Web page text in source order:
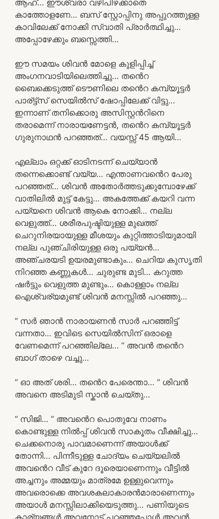
ആഹ്… ഈശ്വരാ വഴിപിഴക്കാതെ
കാത്തോളണേ… ബസ് സ്റ്റോപ്പിനു അപ്പുറത്തുള്ള
കാവിലേക്ക് നോക്കി സ്വാതി പ്രാർത്ഥിച്ചു…
അപ്പോഴേക്കും ബസ്സെത്തി…
ഈ സമയം ശിവൻ മോളെ കുളിപ്പിച്ച്
അംഗനവാടിയിലെത്തിച്ചു… തൻെറ
ബൈക്കെടുത്ത് ടൌണിലെ തൻെറ കമ്പ്യൂട്ടർ
പാര്ട്ട്സ് സെയിൽസ് ഷോപ്പിലേക്ക് വിട്ടു…
ഇന്നാണ് തനിക്കൊരു അസിസ്റ്റൻറിനെ
തരാമെന്ന് നാരായണേട്ടൻ, തൻെറ കമ്പ്യൂട്ടർ
ഗുരുനാഥൻ പറഞ്ഞത്… വയസ്സ് 45 ആയി…
എല്ലാം ഒറ്റക്ക് ഓടിനടന്ന് ചെയ്യാൻ
തന്നെക്കൊണ്ട് വയ്യ… എന്താണവൻെറ പേരു
പറഞ്ഞത്… ശിവൻ അതോർത്തടുക്കുമ്പോഴേക്ക്
വാതിലിൽ മുട്ട് കേട്ടു… അകത്തേക്ക് കയറി വന്ന
പയ്യനെ ശിവൻ ആകെ നോക്കി… നല്ല
വെളുത്ത്… ശരീരപുഷ്ടിയുള്ള മുഖത്ത്
ചെറുനിരയായുള്ള മീശയും കുറ്റിത്താടിയുമായി
നല്ല പുഞ്ചിരിയുള്ള ഒരു പയ്യൻ…
അഞ്ചരയടി ഉയരമുണ്ടാകും… ചെറിയ കുസൃതി
നിറഞ്ഞ കണ്ണുകൾ… ചുരുണ്ട മുടി… കറുത്ത
ഷർട്ടും വെളുത്ത മുണ്ടും… കൊള്ളാം നല്ല
ഐശ്വര്യമുണ്ട് ശിവൻ മനസ്സിൽ പറഞ്ഞു…
“ സർ ഞാൻ നാരായണൻ സാർ പറഞ്ഞിട്ട്
വന്നതാ… ഇവിടെ സെയിൽസിന് ഒരാളെ
വേണമെന്ന് പറഞ്ഞില്ലേ… “ അവൻ തൻെറ
ബാഗ് താഴെ വച്ചു…
“ ഓ അത് ശരി… തൻെറ പേരെന്താ… “ ശിവൻ
അവനെ അടിമുടി സ്കാൻ ചെയ്തു…
“ സിജി… “ അവൻെറ പൊതുവേ നാണം
കൊണ്ടുള്ള നിൽപ്പ് ശിവൻ സാകൂതം വീക്ഷിച്ചു…
ചെക്കനൊരു പാവമാണെന്ന് അയാൾക്ക്
തോന്നി… പിന്നീടുള്ള ചോദ്യം ചെയ്യലിൽ
അവൻെറ വീട് കുറേ ദൂരെയാണെന്നും വീട്ടിൽ
അച്ചനും അമ്മയും മാത്രമേ ഉള്ളുവെന്നും
അവരൊക്കെ അവശകലാകാരൻമാരാണെന്നും
അയാൾ മനസ്സിലാക്കിയെടുത്തു… പണിയുടെ
കാര്യങ്ങൾ അവനോട് പറഞ്ഞപ്പോൾ അവൻ